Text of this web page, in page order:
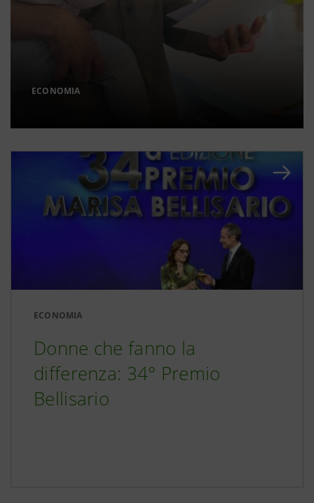
ECONOMIA
ECONOMIA
Donne che fanno la
differenza: 34° Premio
Bellisario